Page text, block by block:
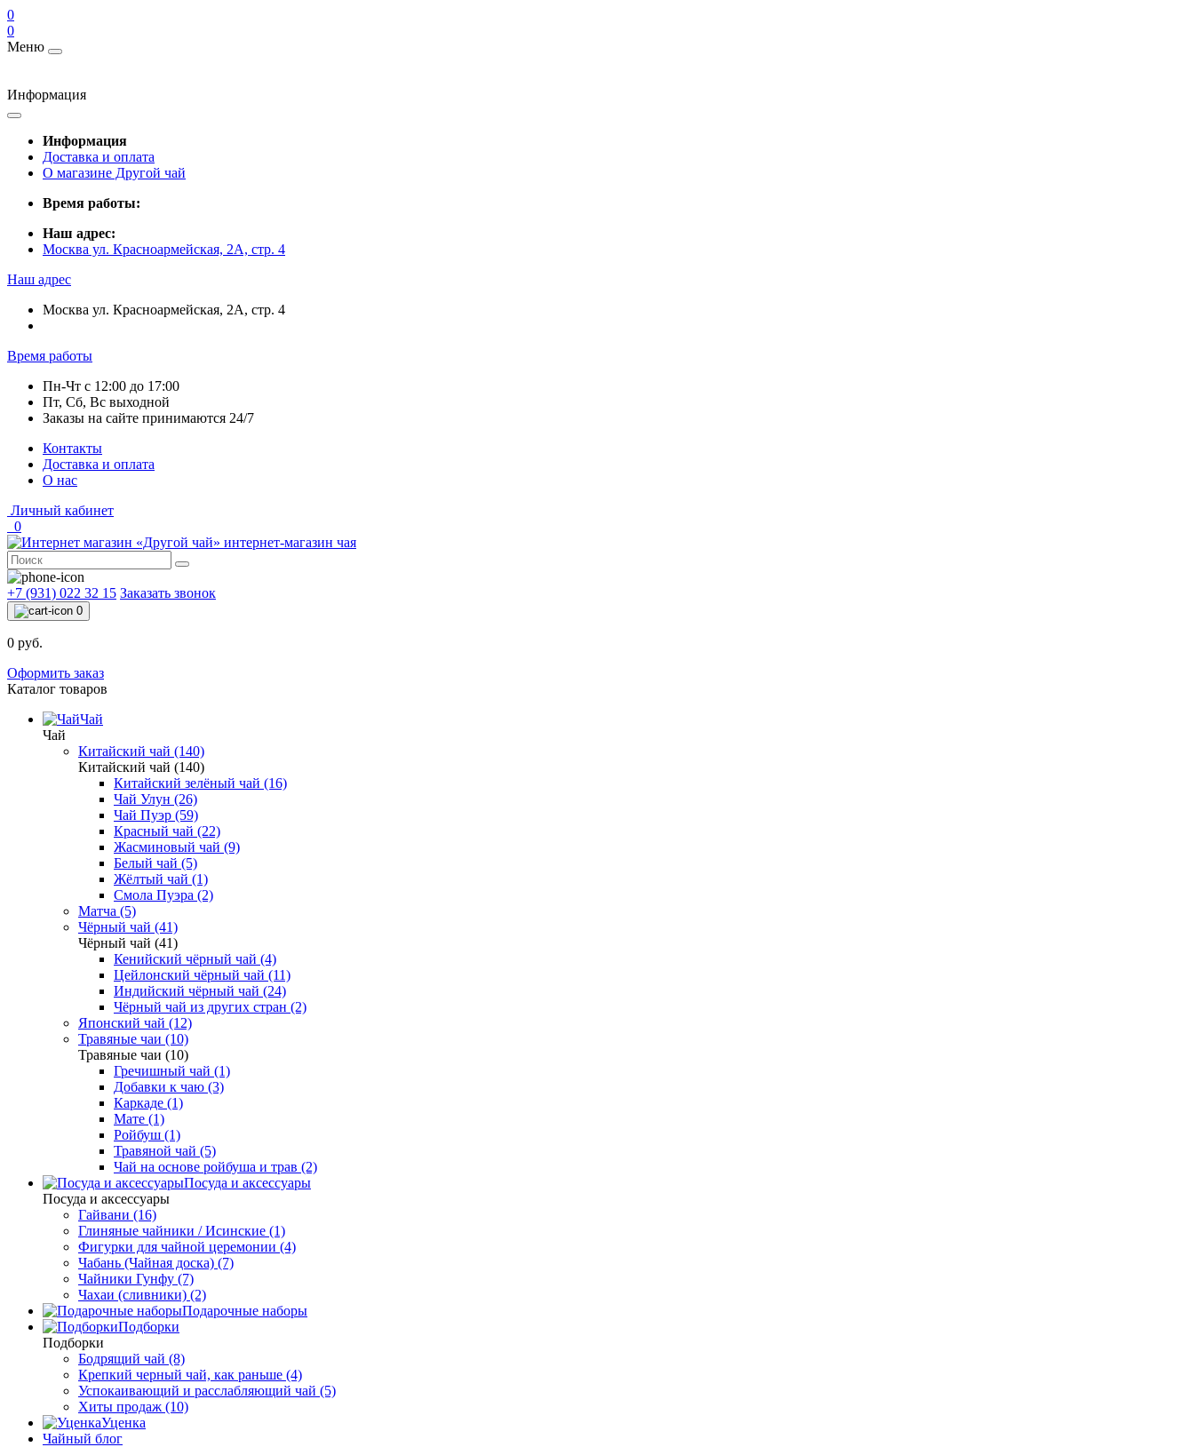
0
0
Меню
Информация
Информация
Доставка и оплата
О магазине Другой чай
Время работы:
Наш адрес:
Москва ул. Красноармейская, 2А, стр. 4
Наш адрес
Москва ул. Красноармейская, 2А, стр. 4
Время работы
Пн-Чт c 12:00 до 17:00
Пт, Сб, Вс выходной
Заказы на сайте принимаются 24/7
Контакты
Доставка и оплата
О нас
Личный кабинет
0
интернет-магазин чая
+7 (931) 022 32 15 Заказать звонок
0
0 руб.
Оформить заказ
Каталог товаров
Чай
Чай
Китайский чай (140)
Китайский чай (140)
Китайский зелёный чай (16)
Чай Улун (26)
Чай Пуэр (59)
Красный чай (22)
Жасминовый чай (9)
Белый чай (5)
Жёлтый чай (1)
Смола Пуэра (2)
Матча (5)
Чёрный чай (41)
Чёрный чай (41)
Кенийский чёрный чай (4)
Цейлонский чёрный чай (11)
Индийский чёрный чай (24)
Чёрный чай из других стран (2)
Японский чай (12)
Травяные чаи (10)
Травяные чаи (10)
Гречишный чай (1)
Добавки к чаю (3)
Каркаде (1)
Мате (1)
Ройбуш (1)
Травяной чай (5)
Чай на основе ройбуша и трав (2)
Посуда и аксессуары
Посуда и аксессуары
Гайвани (16)
Глиняные чайники / Исинские (1)
Фигурки для чайной церемонии (4)
Чабань (Чайная доска) (7)
Чайники Гунфу (7)
Чахаи (сливники) (2)
Подарочные наборы
Подборки
Подборки
Бодрящий чай (8)
Крепкий черный чай, как раньше (4)
Успокаивающий и расслабляющий чай (5)
Хиты продаж (10)
Уценка
Чайный блог